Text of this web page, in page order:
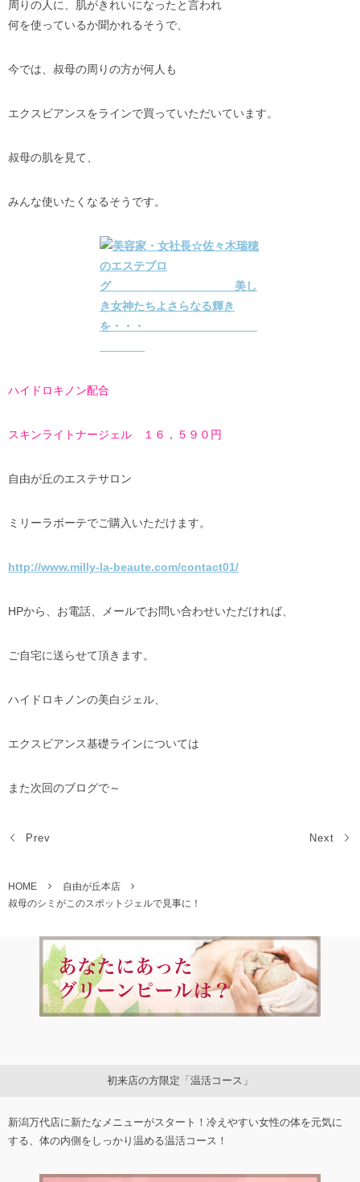
周りの人に、肌がきれいになったと言われ
何を使っているか聞かれるそうで、
今では、叔母の周りの方が何人も
エクスビアンスをラインで買っていただいています。
叔母の肌を見て、
みんな使いたくなるそうです。
ハイドロキノン配合
スキンライトナージェル １６，５９０円
自由が丘のエステサロン
ミリーラボーテでご購入いただけます。
http://www.milly-la-beaute.com/contact01/
HPから、お電話、メールでお問い合わせいただければ、
ご自宅に送らせて頂きます。
ハイドロキノンの美白ジェル、
エクスビアンス基礎ラインについては
また次回のブログで～
Prev Next
HOME
自由が丘本店
叔母のシミがこのスポットジェルで見事に！
初来店の方限定「温活コース」
新潟万代店に新たなメニューがスタート！冷えやすい女性の体を元気に
する、体の内側をしっかり温める温活コース！